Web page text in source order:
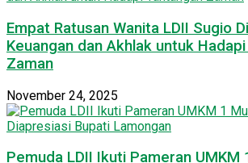
Empat Ratusan Wanita LDII Sugio
Keuangan dan Akhlak untuk
Zaman
November 24, 2025
Pemuda LDII Ikuti Pameran UMKM